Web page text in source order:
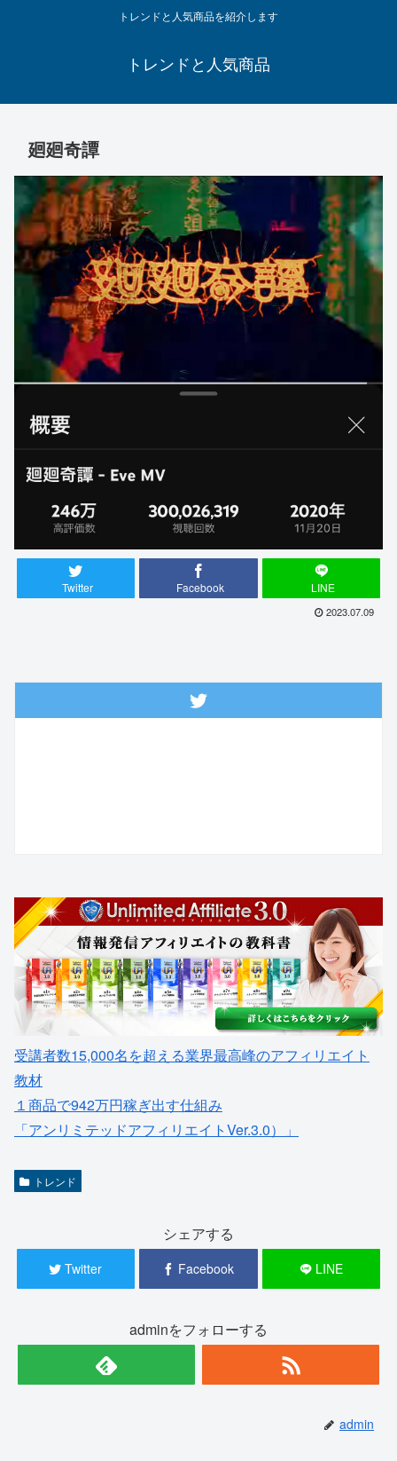
トレンドと人気商品を紹介します
トレンドと人気商品
廻廻奇譚
Twitter Facebook LINE
2023.07.09
受講者数15,000名を超える業界最高峰のアフィリエイト
教材
１商品で942万円稼ぎ出す仕組み
「アンリミテッドアフィリエイトVer.3.0）」
トレンド
シェアする
Twitter Facebook LINE
adminをフォローする
admin